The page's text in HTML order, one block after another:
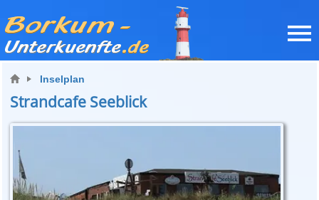
Inselplan
Strandcafe Seeblick